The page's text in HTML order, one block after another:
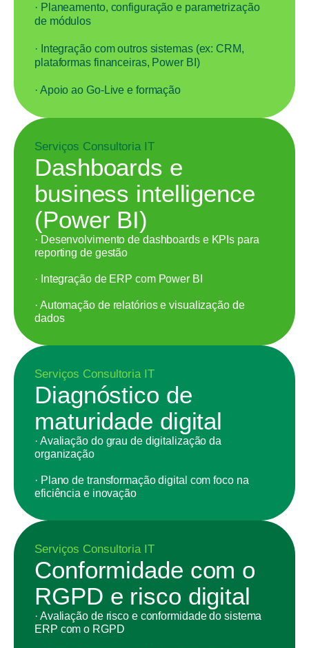
· Planeamento, configuração e parametrização
de módulos
· Integração com outros sistemas (ex: CRM,
plataformas financeiras, Power BI)
· Apoio ao Go-Live e formação
Serviços Consultoria IT
Dashboards e
business intelligence
(Power BI)
· Desenvolvimento de dashboards e KPIs para
reporting de gestão
· Integração de ERP com Power BI
· Automação de relatórios e visualização de
dados
Serviços Consultoria IT
Diagnóstico de
maturidade digital
· Avaliação do grau de digitalização da
organização
· Plano de transformação digital com foco na
eficiência e inovação
Serviços Consultoria IT
Conformidade com o
RGPD e risco digital
· Avaliação de risco e conformidade do sistema
ERP com o RGPD